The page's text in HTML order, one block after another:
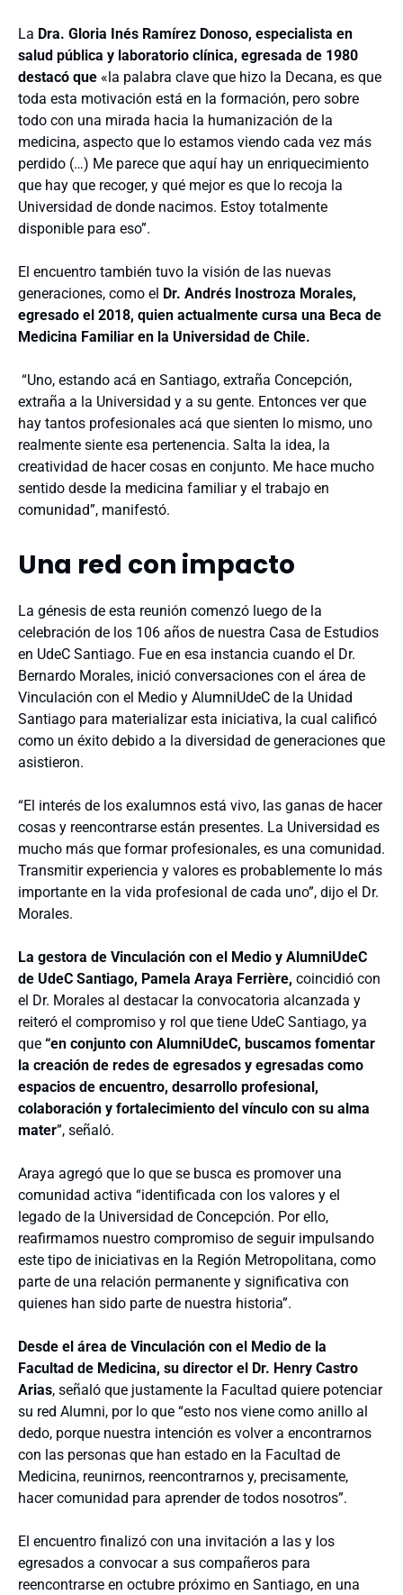
La Dra. Gloria Inés Ramírez Donoso, especialista en
salud pública y laboratorio clínica, egresada de 1980
destacó que «la palabra clave que hizo la Decana, es que
toda esta motivación está en la formación, pero sobre
todo con una mirada hacia la humanización de la
medicina, aspecto que lo estamos viendo cada vez más
perdido (…) Me parece que aquí hay un enriquecimiento
que hay que recoger, y qué mejor es que lo recoja la
Universidad de donde nacimos. Estoy totalmente
disponible para eso”.
El encuentro también tuvo la visión de las nuevas
generaciones, como el Dr. Andrés Inostroza Morales,
egresado el 2018, quien actualmente cursa una Beca de
Medicina Familiar en la Universidad de Chile.
“Uno, estando acá en Santiago, extraña Concepción,
extraña a la Universidad y a su gente. Entonces ver que
hay tantos profesionales acá que sienten lo mismo, uno
realmente siente esa pertenencia. Salta la idea, la
creatividad de hacer cosas en conjunto. Me hace mucho
sentido desde la medicina familiar y el trabajo en
comunidad”, manifestó.
Una red con impacto
La génesis de esta reunión comenzó luego de la
celebración de los 106 años de nuestra Casa de Estudios
en UdeC Santiago. Fue en esa instancia cuando el Dr.
Bernardo Morales, inició conversaciones con el área de
Vinculación con el Medio y AlumniUdeC de la Unidad
Santiago para materializar esta iniciativa, la cual calificó
como un éxito debido a la diversidad de generaciones que
asistieron.
“El interés de los exalumnos está vivo, las ganas de hacer
cosas y reencontrarse están presentes. La Universidad es
mucho más que formar profesionales, es una comunidad.
Transmitir experiencia y valores es probablemente lo más
importante en la vida profesional de cada uno”, dijo el Dr.
Morales.
La gestora de Vinculación con el Medio y AlumniUdeC
de UdeC Santiago, Pamela Araya Ferrière, coincidió con
el Dr. Morales al destacar la convocatoria alcanzada y
reiteró el compromiso y rol que tiene UdeC Santiago, ya
que “en conjunto con AlumniUdeC, buscamos fomentar
la creación de redes de egresados y egresadas como
espacios de encuentro, desarrollo profesional,
colaboración y fortalecimiento del vínculo con su alma
mater”, señaló.
Araya agregó que lo que se busca es promover una
comunidad activa “identificada con los valores y el
legado de la Universidad de Concepción. Por ello,
reafirmamos nuestro compromiso de seguir impulsando
este tipo de iniciativas en la Región Metropolitana, como
parte de una relación permanente y significativa con
quienes han sido parte de nuestra historia”.
Desde el área de Vinculación con el Medio de la
Facultad de Medicina, su director el Dr. Henry Castro
Arias, señaló que justamente la Facultad quiere potenciar
su red Alumni, por lo que “esto nos viene como anillo al
dedo, porque nuestra intención es volver a encontrarnos
con las personas que han estado en la Facultad de
Medicina, reunirnos, reencontrarnos y, precisamente,
hacer comunidad para aprender de todos nosotros”.
El encuentro finalizó con una invitación a las y los
egresados a convocar a sus compañeros para
reencontrarse en octubre próximo en Santiago, en una